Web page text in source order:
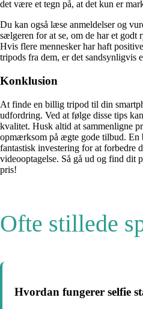
det være et tegn på, at det kun er
Du kan også læse anmeldelser og
sælgeren for at se, om de har et
Hvis flere mennesker har haft
tripods fra dem, er det sandsynligvis
Konklusion
At finde en billig tripod til din
udfordring. Ved at følge disse tips
kvalitet. Husk altid at sammenligne
opmærksom på ægte gode tilbud.
fantastisk investering for at forbedre
videooptagelse. Så gå ud og find dit
pris!
Ofte stillede
Hvordan fungerer selfie